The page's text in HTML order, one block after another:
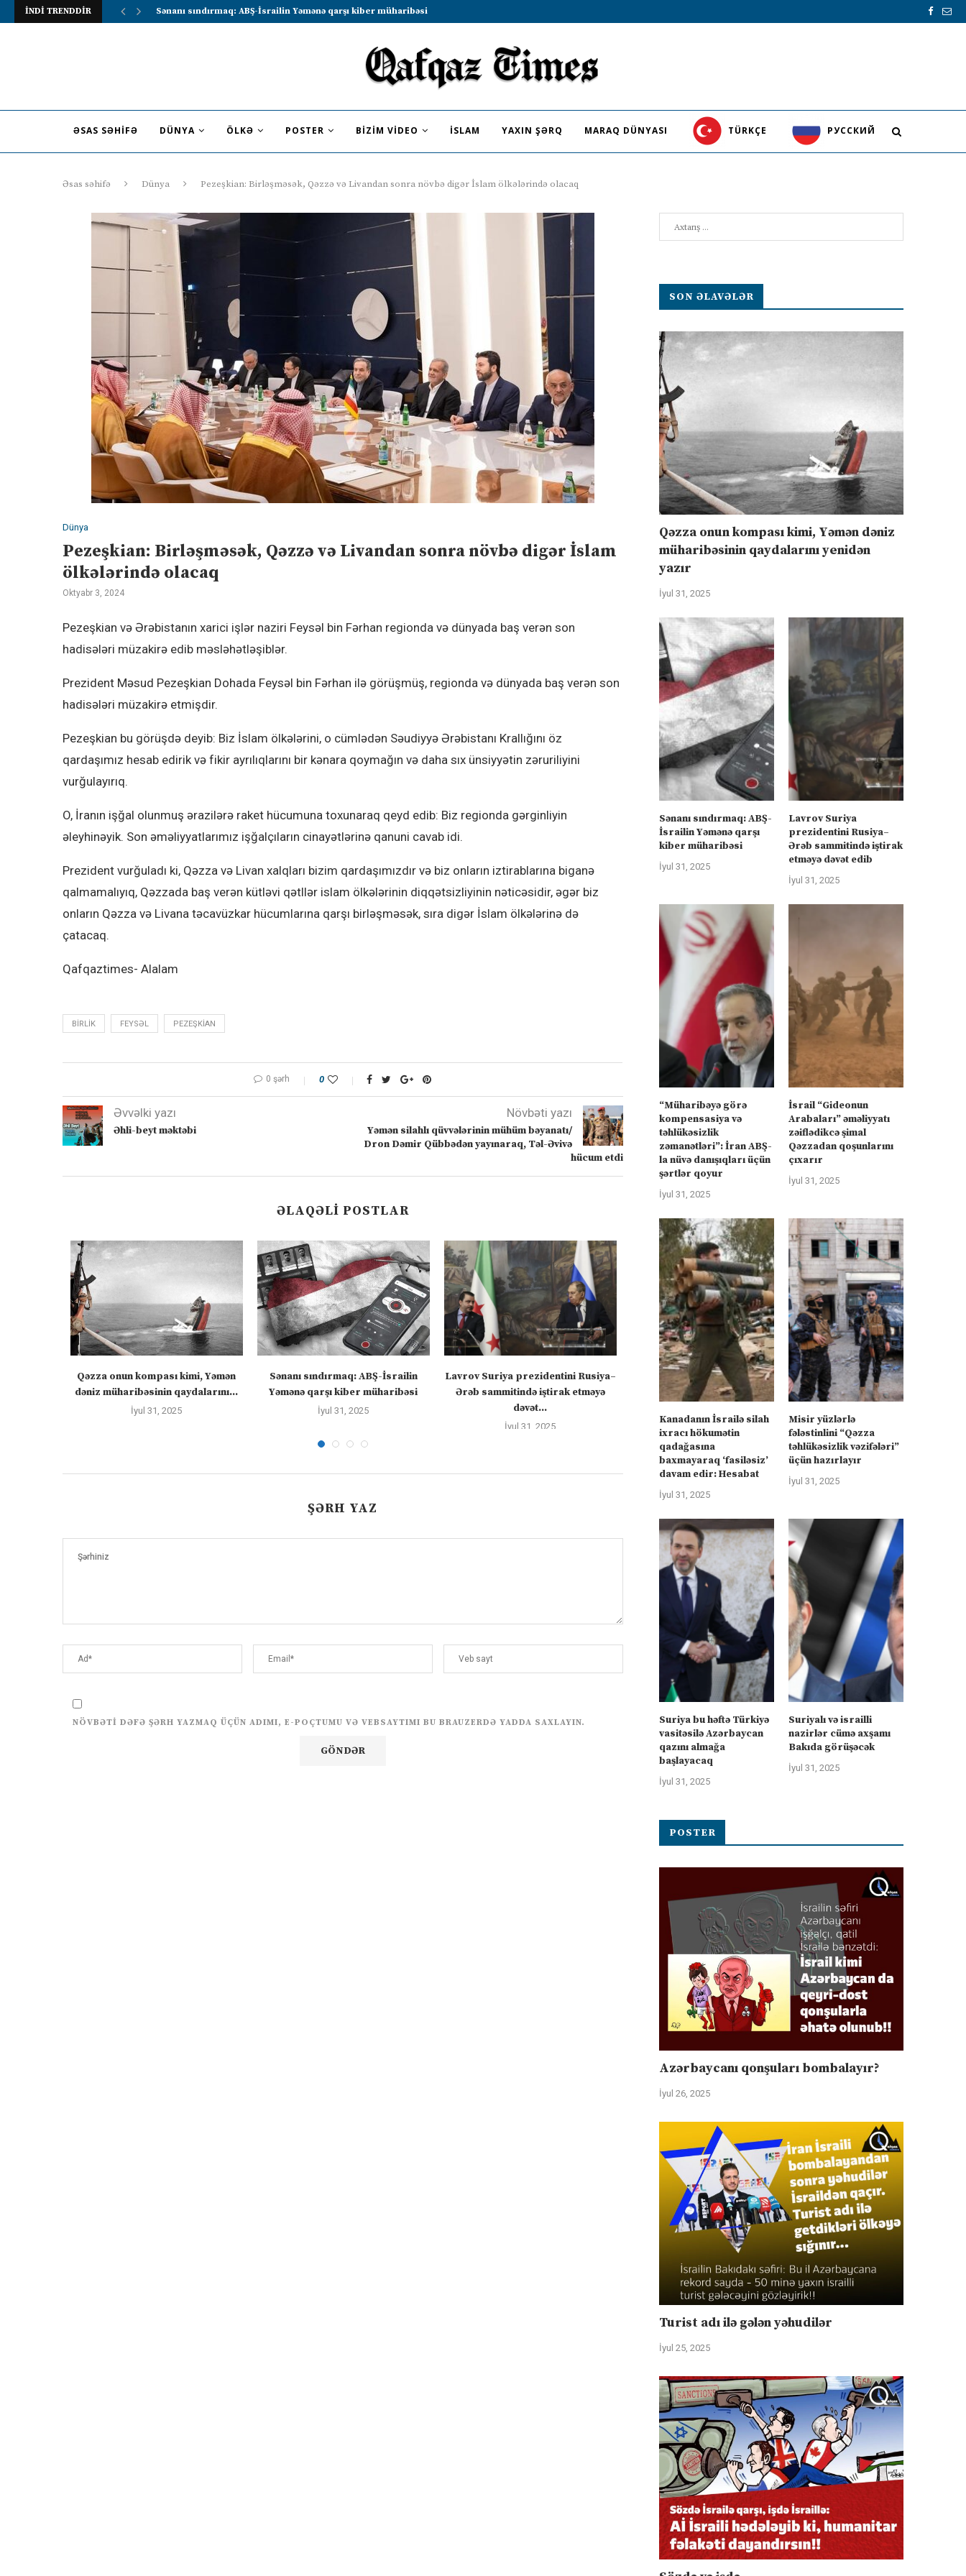
İNDİ TRENDDİR Lavrov Suriya prezidentini Rusiya–Ərəb sammitində iştirak etməyə dəvət...
ƏSAS SƏHIFƏ DÜNYA ÖLKƏ POSTER BIZIM VIDEO İSLAM YAXIN ŞƏRQ MARAQ DÜNYASI TÜRKÇE PУССКИЙ
Əsas səhifə Dünya Pezeşkian: Birləşməsək, Qəzzə və Livandan sonra növbə digər İslam ölkələrində olacaq
Dünya
Pezeşkian: Birləşməsək, Qəzzə və Livandan sonra növbə digər İslam
ölkələrində olacaq
Oktyabr 3, 2024
Pezeşkian və Ərəbistanın xarici işlər naziri Feysəl bin Fərhan regionda və dünyada baş verən son
hadisələri müzakirə edib məsləhətləşiblər.
Prezident Məsud Pezeşkian Dohada Feysəl bin Fərhan ilə görüşmüş, regionda və dünyada baş verən son
hadisələri müzakirə etmişdir.
Pezeşkian bu görüşdə deyib: Biz İslam ölkələrini, o cümlədən Səudiyyə Ərəbistanı Krallığını öz
qardaşımız hesab edirik və fikir ayrılıqlarını bir kənara qoymağın və daha sıx ünsiyyətin zəruriliyini
vurğulayırıq.
O, İranın işğal olunmuş ərazilərə raket hücumuna toxunaraq qeyd edib: Biz regionda gərginliyin
əleyhinəyik. Son əməliyyatlarımız işğalçıların cinayətlərinə qanuni cavab idi.
Prezident vurğuladı ki, Qəzza və Livan xalqları bizim qardaşımızdır və biz onların iztirablarına biganə
qalmamalıyıq, Qəzzada baş verən kütləvi qətllər islam ölkələrinin diqqətsizliyinin nəticəsidir, əgər biz
onların Qəzza və Livana təcavüzkar hücumlarına qarşı birləşməsək, sıra digər İslam ölkələrinə də
çatacaq.
Qafqaztimes- Alalam
BIRLIK FEYSƏL PEZEŞKIAN
0 şərh 0
Əvvəlki yazı
Əhli-beyt məktəbi
Növbəti yazı
Yəmən silahlı qüvvələrinin mühüm bəyanatı/
Dron Dəmir Qübbədən yayınaraq, Təl-Əvivə
hücum etdi
ƏLAQƏLI POSTLAR
Qəzza onun kompası kimi, Yəmən
dəniz müharibəsinin qaydalarını...
İyul 31, 2025
Sənanı sındırmaq: ABŞ-İsrailin
Yəmənə qarşı kiber müharibəsi
İyul 31, 2025
Lavrov Suriya prezidentini Rusiya–
Ərəb sammitində iştirak etməyə
dəvət...
İyul 31, 2025
“Müharibəyə görə kompensasiya və
təhlükəsizlik zəmanətləri”: İran
İyul 31, 2025
Kanadanın İsrailə silah
hökumətin qadağasına
ŞƏRH YAZ
NÖVBƏTI DƏFƏ ŞƏRH YAZMAQ ÜÇÜN ADIMI, E-POÇTUMU VƏ VEBSAYTIMI BU BRAUZERDƏ YADDA SAXLAYIN.
SON ƏLAVƏLƏR
Qəzza onun kompası kimi, Yəmən dəniz
müharibəsinin qaydalarını yenidən
yazır
İyul 31, 2025
Sənanı sındırmaq: ABŞ-
İsrailin Yəmənə qarşı
kiber müharibəsi
İyul 31, 2025
Lavrov Suriya
prezidentini Rusiya–
Ərəb sammitində iştirak
etməyə dəvət edib
İyul 31, 2025
“Müharibəyə görə
kompensasiya və
təhlükəsizlik
zəmanətləri”: İran ABŞ-
la nüvə danışıqları üçün
şərtlər qoyur
İyul 31, 2025
İsrail “Gideonun
Arabaları” əməliyyatı
zəiflədikcə şimal
Qəzzadan qoşunlarını
çıxarır
İyul 31, 2025
Kanadanın İsrailə silah
ixracı hökumətin
qadağasına
baxmayaraq ‘fasiləsiz’
davam edir: Hesabat
İyul 31, 2025
Misir yüzlərlə
fələstinlini “Qəzza
təhlükəsizlik vəzifələri”
üçün hazırlayır
İyul 31, 2025
Suriya bu həftə Türkiyə
vasitəsilə Azərbaycan
qazını almağa
başlayacaq
İyul 31, 2025
Suriyalı və israilli
nazirlər cümə axşamı
Bakıda görüşəcək
İyul 31, 2025
POSTER
Azərbaycanı qonşuları bombalayır?
İyul 26, 2025
Turist adı ilə gələn yəhudilər
İyul 25, 2025